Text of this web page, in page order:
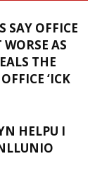
SAY OFFICE
AS
THE
‘ICK
HELPU I